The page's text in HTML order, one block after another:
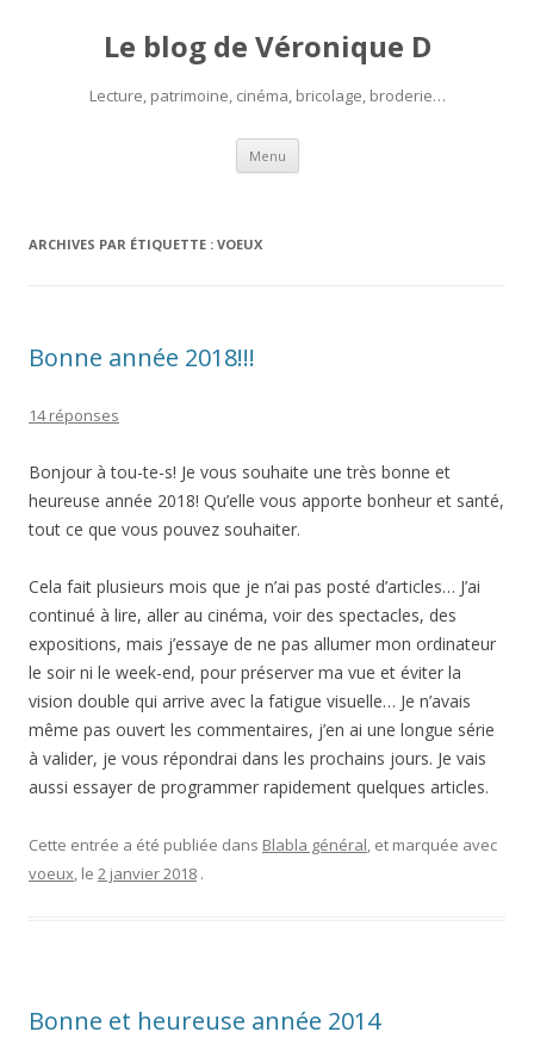
Le blog de Véronique D
Lecture, patrimoine, cinéma, bricolage, broderie…
Menu Aller
contenu
ARCHIVES PAR ÉTIQUETTE : VOEUX
Bonne année 2018!!!
14 réponses
Bonjour à tou-te-s! Je vous souhaite une très bonne et
heureuse année 2018! Qu’elle vous apporte bonheur et santé,
tout ce que vous pouvez souhaiter.
Cela fait plusieurs mois que je n’ai pas posté d’articles… J’ai
continué à lire, aller au cinéma, voir des spectacles, des
expositions, mais j’essaye de ne pas allumer mon ordinateur
le soir ni le week-end, pour préserver ma vue et éviter la
vision double qui arrive avec la fatigue visuelle… Je n’avais
même pas ouvert les commentaires, j’en ai une longue série
à valider, je vous répondrai dans les prochains jours. Je vais
aussi essayer de programmer rapidement quelques articles.
Cette entrée a été publiée dans Blabla général, et marquée avec
voeux, le 2 janvier 2018 .
Bonne et heureuse année 2014